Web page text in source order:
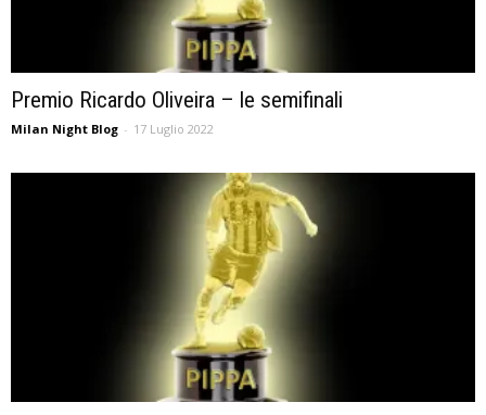
Premio Ricardo Oliveira – le semifinali
Milan Night Blog - 17 Luglio 2022